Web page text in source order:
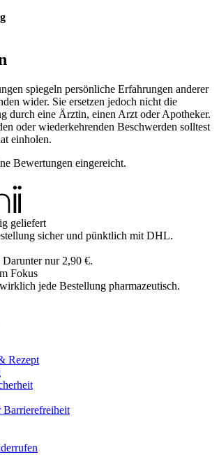
spiegeln persönliche Erfahrungen anderer
wider. Sie ersetzen jedoch nicht die
durch eine Ärztin, einen Arzt oder Apotheker.
oder wiederkehrenden Beschwerden solltest
einholen.
Bewertungen eingereicht.
geliefert
sicher und pünktlich mit DHL.
nur 2,90 €.
Fokus
jede Bestellung pharmazeutisch.
Rezept